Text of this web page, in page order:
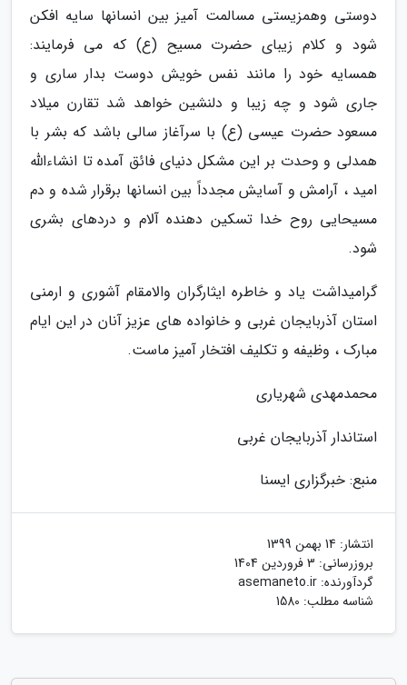
دوستی وهمزیستی مسالمت آمیز بین انسانها سایه افکن
شود و کلام زیبای حضرت مسیح (ع) که می فرمایند:
همسایه خود را مانند نفس خویش دوست بدار ساری و
جاری شود و چه زیبا و دلنشین خواهد شد تقارن میلاد
مسعود حضرت عیسی (ع) با سرآغاز سالی باشد که بشر با
همدلی و وحدت بر این مشکل دنیای فائق آمده تا انشاءالله
امید ، آرامش و آسایش مجدداً بین انسانها برقرار شده و دم
مسیحایی روح خدا تسکین دهنده آلام و دردهای بشری
شود.
گرامیداشت یاد و خاطره ایثارگران والامقام آشوری و ارمنی
استان آذربایجان غربی و خانواده های عزیز آنان در این ایام
مبارک ، وظیفه و تکلیف افتخار آمیز ماست.
محمدمهدی شهریاری
استاندار آذربایجان غربی
منبع: خبرگزاری ایسنا
انتشار: 14 بهمن 1399
بروزرسانی: 3 فروردین 1404
گردآورنده: asemaneto.ir
شناسه مطلب: 1580